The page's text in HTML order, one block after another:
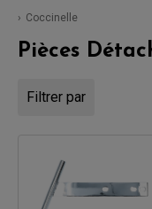
Coccinelle
Pièces
Filtrer par